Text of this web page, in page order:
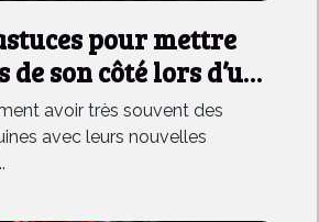
pour mettre
de son côté lors d’une
avoir très souvent des
avec leurs nouvelles